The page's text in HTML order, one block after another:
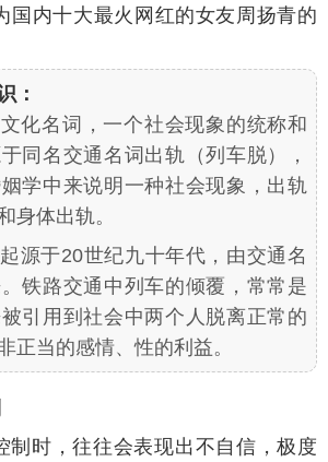
国内十大最火网红的女友周扬青的
：
化名词，一个社会现象的统称和
同名交通名词出轨（列车脱），
学中来说明一种社会现象，出轨
身体出轨。
源于20世纪九十年代，由交通名
铁路交通中列车的倾覆，常常是
引用到社会中两个人脱离正常的
正当的感情、性的利益。
制时，往往会表现出不自信，极度